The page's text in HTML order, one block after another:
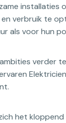
installaties
verbruik te
als voor hun
verder
het